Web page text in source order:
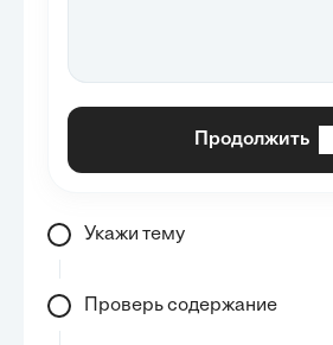
Продолжить
Укажи тему
Проверь содержание